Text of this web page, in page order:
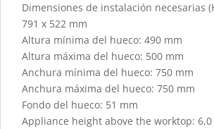
Dimensiones de instalación necesarias
791 x 522 mm
Altura mínima del hueco: 490 mm
Altura máxima del hueco: 500 mm
Anchura mínima del hueco: 750 mm
Anchura máxima del hueco: 750 mm
Fondo del hueco: 51 mm
Appliance height above the worktop: